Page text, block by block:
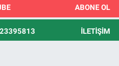
ABONE OL
İLETIŞIM